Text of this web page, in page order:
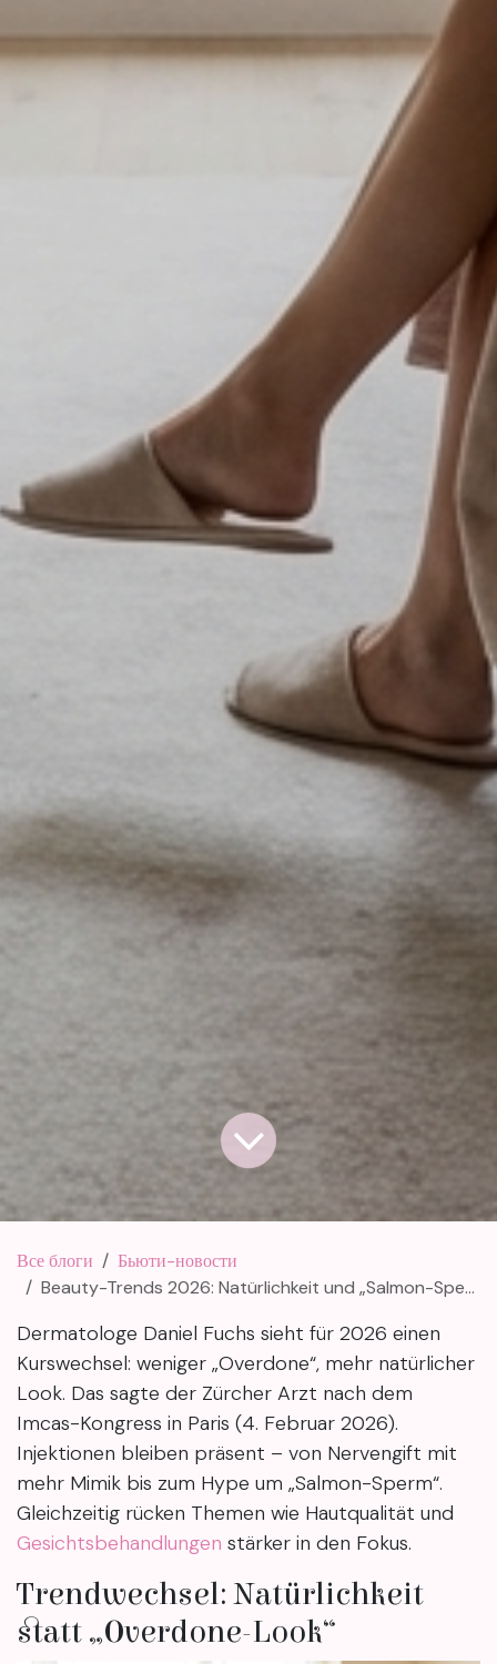
Все блоги
Бьюти-новости
Beauty-Trends 2026: Natürlichkeit und „Salmon-Sperm“
Dermatologe Daniel Fuchs sieht für 2026 einen
Kurswechsel: weniger „Overdone“, mehr natürlicher
Look. Das sagte der Zürcher Arzt nach dem
Imcas-Kongress in Paris (4. Februar 2026).
Injektionen bleiben präsent – von Nervengift mit
mehr Mimik bis zum Hype um „Salmon-Sperm“.
Gleichzeitig rücken Themen wie Hautqualität und
Gesichtsbehandlungen stärker in den Fokus.
Trendwechsel: Natürlichkeit
statt „Overdone-Look“